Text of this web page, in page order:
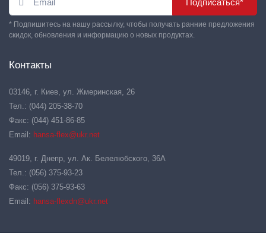
* Подпишитесь на нашу рассылку, чтобы получать ранние предложения
скидок, обновления и информацию о новых продуктах.
Контакты
03146, г. Киев, ул. Жмеринская, 26
Тел.: (044) 205-38-70
Факс: (044) 451-86-85
Email: hansa-flex@ukr.net
49019, г. Днепр, ул. Ак. Белелюбского, 36А
Тел.: (056) 375-93-23
Факс: (056) 375-93-63
Email: hansa-flexdn@ukr.net